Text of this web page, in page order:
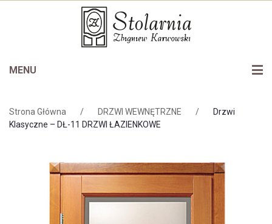
MENU
Drzwi wewnętrzne
Schody
Bramy garażowe
Stolarnia
Galeria
Do pobrania
Strona Główna / DRZWI WEWNĘTRZNE /
Drzwi
Klasyczne – DŁ-11 DRZWI ŁAZIENKOWE